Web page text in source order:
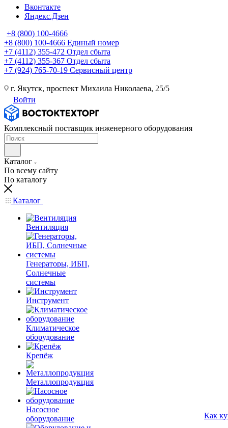
Вконтакте
Яндекс.Дзен
+8 (800) 100-4666
+8 (800) 100-4666 Единый номер
+7 (4112) 355-472 Отдел сбыта
+7 (4112) 355-367 Отдел сбыта
+7 (924) 765-70-19 Сервисный центр
г. Якутск, проспект Михаила Николаева, 25/5
Войти
Комплексный поставщик инженерного оборудования
Каталог
По всему сайту
По каталогу
Каталог
Вентиляция
Генераторы, ИБП,
Солнечные
системы
Инструмент
Климатическое
оборудование
Крепёж
Металлопродукция
Насосное
оборудование
Как